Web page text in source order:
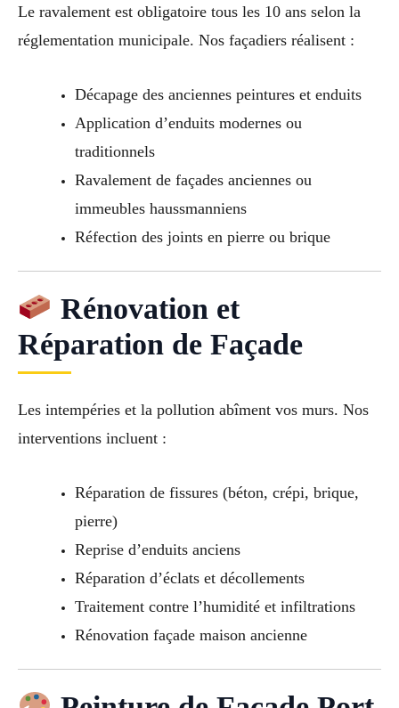
Le ravalement est obligatoire tous les 10 ans selon la
réglementation municipale. Nos façadiers réalisent :
Décapage des anciennes peintures et enduits
Application d’enduits modernes ou
traditionnels
Ravalement de façades anciennes ou
immeubles haussmanniens
Réfection des joints en pierre ou brique
Rénovation et
Réparation de Façade
Les intempéries et la pollution abîment vos murs. Nos
interventions incluent :
Réparation de fissures (béton, crépi, brique,
pierre)
Reprise d’enduits anciens
Réparation d’éclats et décollements
Traitement contre l’humidité et infiltrations
Rénovation façade maison ancienne